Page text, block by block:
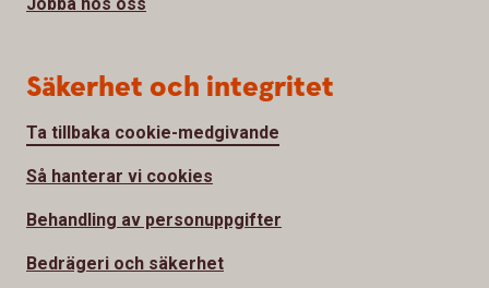
Jobba hos oss
Säkerhet och integritet
Ta tillbaka cookie-medgivande
Så hanterar vi cookies
Behandling av personuppgifter
Bedrägeri och säkerhet